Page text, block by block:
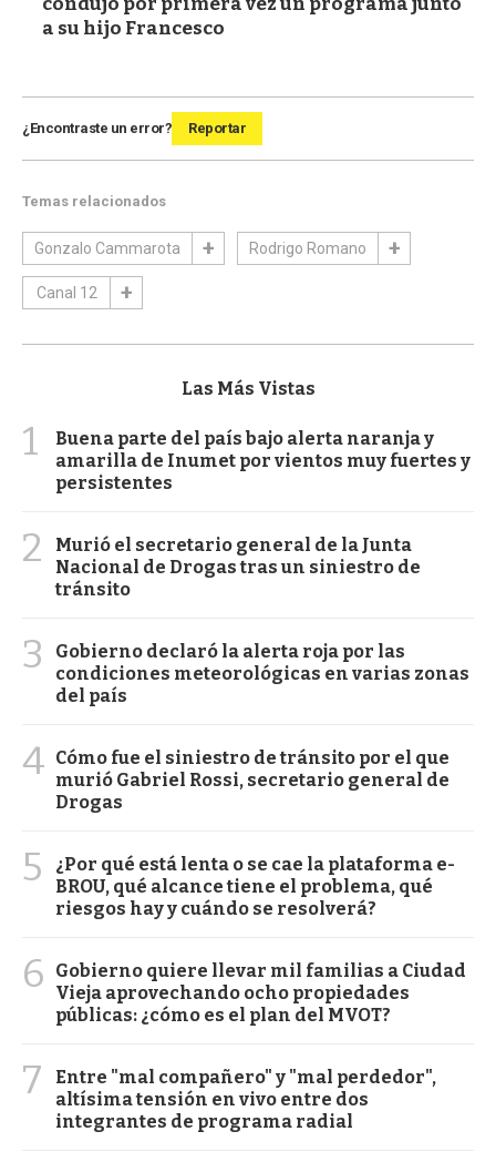
a su hijo Francesco
¿Encontraste un error? Reportar
Temas relacionados
Gonzalo Cammarota Rodrigo Romano
Canal 12
Las Más Vistas
1
Buena parte del país bajo alerta naranja y
amarilla de Inumet por vientos muy fuertes y
persistentes
2
Murió el secretario general de la Junta
Nacional de Drogas tras un siniestro de
tránsito
3
Gobierno declaró la alerta roja por las
condiciones meteorológicas en varias zonas
del país
4 Cómo fue el siniestro de tránsito por el que
murió Gabriel Rossi, secretario general de
Drogas
5
¿Por qué está lenta o se cae la plataforma e-
BROU, qué alcance tiene el problema, qué
riesgos hay y cuándo se resolverá?
6
Gobierno quiere llevar mil familias a Ciudad
Vieja aprovechando ocho propiedades
públicas: ¿cómo es el plan del MVOT?
7
Entre "mal compañero" y "mal perdedor",
altísima tensión en vivo entre dos
integrantes de programa radial